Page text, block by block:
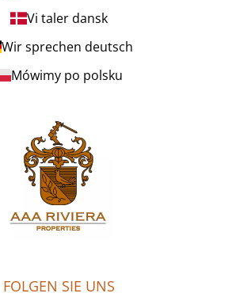
Vi taler dansk
Wir sprechen deutsch
Mówimy po polsku
FOLGEN SIE UNS